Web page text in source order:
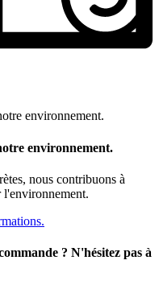
environnement.
nous contribuons à
l'environnement.
? N'hésitez pas à